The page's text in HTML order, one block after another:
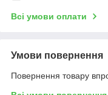
Всі умови оплати
Умови повернення
Повернення товару